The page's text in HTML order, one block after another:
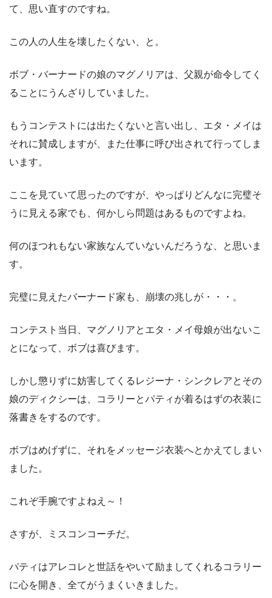
て、思い直すのですね。
この人の人生を壊したくない、と。
ボブ・バーナードの娘のマグノリアは、父親が命令してく
ることにうんざりしていました。
もうコンテストには出たくないと言い出し、エタ・メイは
それに賛成しますが、また仕事に呼び出されて行ってしま
います。
ここを見ていて思ったのですが、やっぱりどんなに完璧そ
うに見える家でも、何かしら問題はあるものですよね。
何のほつれもない家族なんていないんだろうな、と思いま
す。
完璧に見えたバーナード家も、崩壊の兆しが・・・。
コンテスト当日、マグノリアとエタ・メイ母娘が出ないこ
とになって、ボブは喜びます。
しかし懲りずに妨害してくるレジーナ・シンクレアとその
娘のディクシーは、コラリーとパティが着るはずの衣装に
落書きをするのです。
ボブはめげずに、それをメッセージ衣装へとかえてしまい
ました。
これぞ手腕ですよねえ～！
さすが、ミスコンコーチだ。
パティはアレコレと世話をやいて励ましてくれるコラリー
に心を開き、全てがうまくいきました。